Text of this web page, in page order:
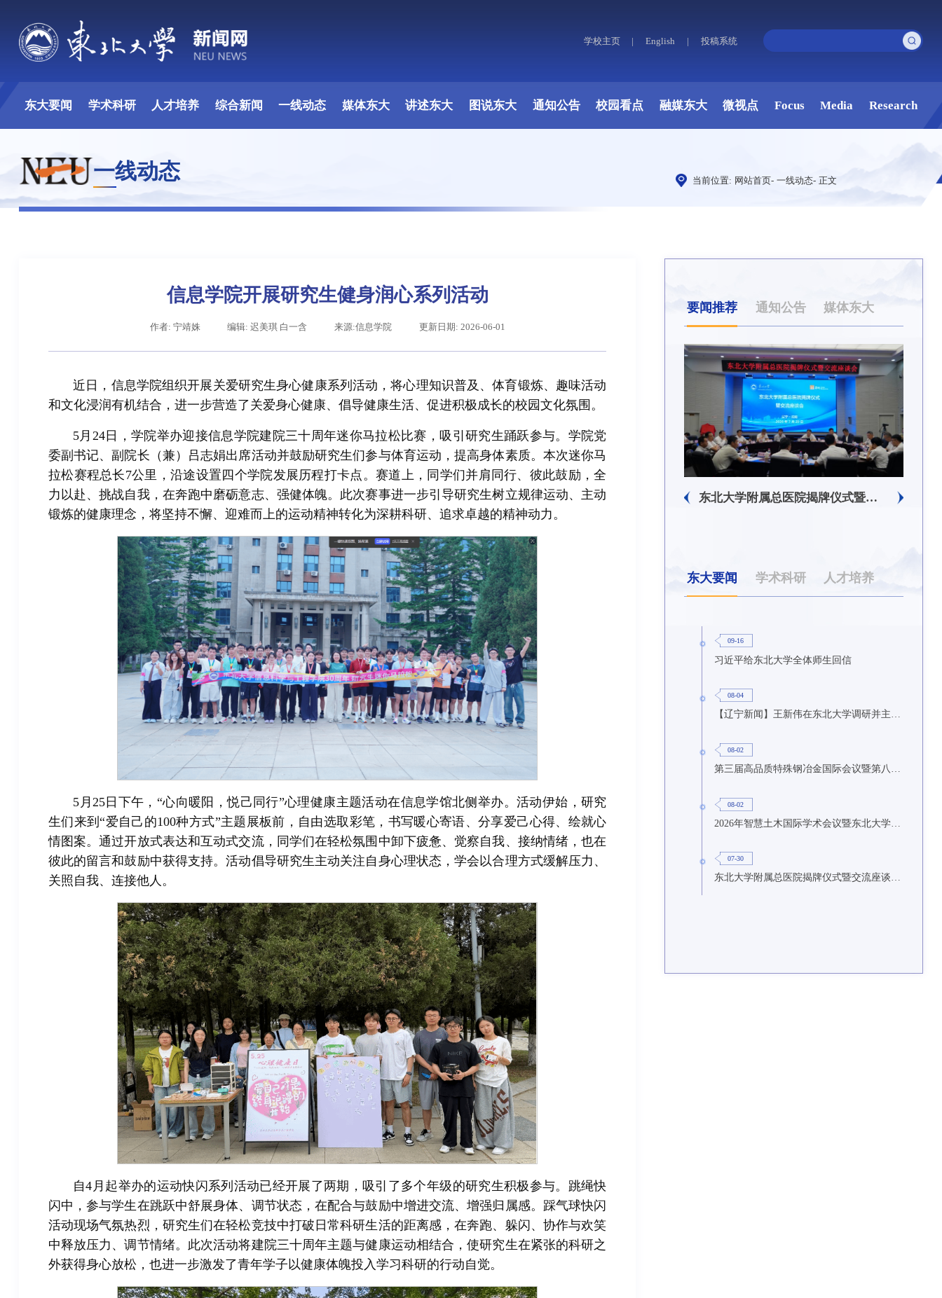
学校主页 | English | 投稿系统
东大要闻 学术科研 人才培养 综合新闻 一线动态 媒体东大 讲述东大 图说东大 通知公告 校园看点 融媒东大 微视点 Focus Media Research
一线动态 当前位置: 网站首页- 一线动态- 正文
信息学院开展研究生健身润心系列活动
作者: 宁靖姝 编辑: 迟美琪 白一含 来源:信息学院 更新日期: 2026-06-01
近日，信息学院组织开展关爱研究生身心健康系列活动，将心理知识普及、体育锻炼、趣味活动
和文化浸润有机结合，进一步营造了关爱身心健康、倡导健康生活、促进积极成长的校园文化氛围。
5月24日，学院举办迎接信息学院建院三十周年迷你马拉松比赛，吸引研究生踊跃参与。学院党
委副书记、副院长（兼）吕志娟出席活动并鼓励研究生们参与体育运动，提高身体素质。本次迷你马
拉松赛程总长7公里，沿途设置四个学院发展历程打卡点。赛道上，同学们并肩同行、彼此鼓励，全
力以赴、挑战自我，在奔跑中磨砺意志、强健体魄。此次赛事进一步引导研究生树立规律运动、主动
锻炼的健康理念，将坚持不懈、迎难而上的运动精神转化为深耕科研、追求卓越的精神动力。
5月25日下午，“心向暖阳，悦己同行”心理健康主题活动在信息学馆北侧举办。活动伊始，研究
生们来到“爱自己的100种方式”主题展板前，自由选取彩笔，书写暖心寄语、分享爱己心得、绘就心
情图案。通过开放式表达和互动式交流，同学们在轻松氛围中卸下疲惫、觉察自我、接纳情绪，也在
彼此的留言和鼓励中获得支持。活动倡导研究生主动关注自身心理状态，学会以合理方式缓解压力、
关照自我、连接他人。
自4月起举办的运动快闪系列活动已经开展了两期，吸引了多个年级的研究生积极参与。跳绳快
闪中，参与学生在跳跃中舒展身体、调节状态，在配合与鼓励中增进交流、增强归属感。踩气球快闪
活动现场气氛热烈，研究生们在轻松竞技中打破日常科研生活的距离感，在奔跑、躲闪、协作与欢笑
中释放压力、调节情绪。此次活动将建院三十周年主题与健康运动相结合，使研究生在紧张的科研之
外获得身心放松，也进一步激发了青年学子以健康体魄投入学习科研的行动自觉。
要闻推荐 通知公告 媒体东大
辽宁省卓越工程师培养联合体在东北大学成立 习近平给东北大学全体师生回信 东北大学举办树立和践行正确政绩观学习教育培训班
东大要闻 学术科研 人才培养
09-16
习近平给东北大学全体师生回信
08-04
【辽宁新闻】王新伟在东北大学调研并主持召开座谈会
08-02
08-02
07-30
东北大学附属总医院揭牌仪式暨交流座谈会举行